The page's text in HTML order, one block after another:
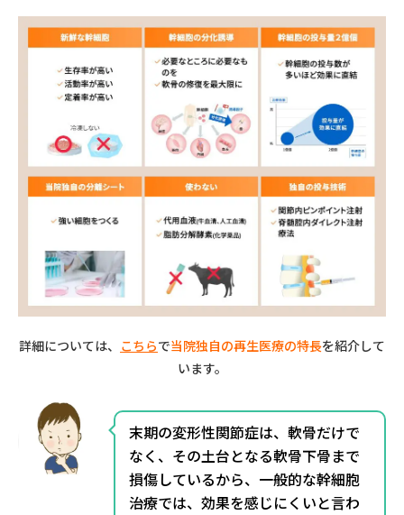
詳細については、 こちらで当院独自の再生医療の特長を紹介して
います。
末期の変形性関節症は、軟骨だけで
なく、その土台となる軟骨下骨まで
損傷しているから、一般的な幹細胞
治療では、効果を感じにくいと言わ